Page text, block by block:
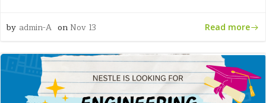
by admin-A on Nov 13 Read more